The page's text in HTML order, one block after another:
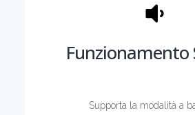
Funzionamento
Supporta la modalità a